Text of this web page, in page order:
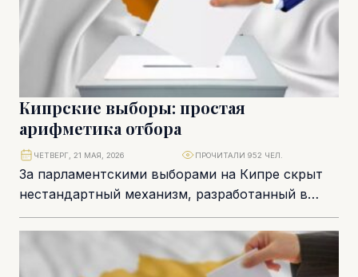
Кипрские выборы: простая
арифметика отбора
За парламентскими выборами на Кипре скрыт
нестандартный механизм, разработанный в
середине прошлого века. Он учитывает округа,
численность избирателей в каждом...
ЧЕТВЕРГ, 21 МАЯ, 2026 ПРОЧИТАЛИ 952 ЧЕЛ.